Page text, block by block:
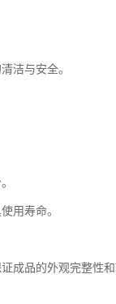
洁与安全。
用寿命。
成品的外观完整性和